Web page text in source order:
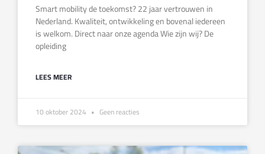
Smart mobility de toekomst? 22 jaar vertrouwen in
Nederland. Kwaliteit, ontwikkeling en bovenal iedereen
is welkom. Direct naar onze agenda Wie zijn wij? De
opleiding
LEES MEER
10 oktober 2024 Geen reacties